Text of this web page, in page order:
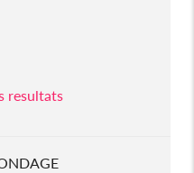
resultats